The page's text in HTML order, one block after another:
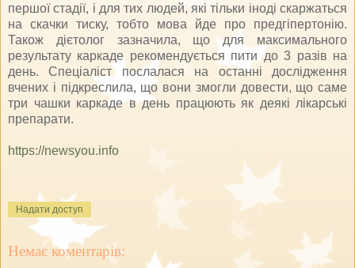
першої стадії, і для тих людей, які тільки іноді скаржаться
на скачки тиску, тобто мова йде про предгіпертонію.
Також дієтолог зазначила, що для максимального
результату каркаде рекомендується пити до 3 разів на
день. Спеціаліст послалася на останні дослідження
вчених і підкреслила, що вони змогли довести, що саме
три чашки каркаде в день працюють як деякі лікарські
препарати.
https://newsyou.info
Надати доступ
Немає коментарів: